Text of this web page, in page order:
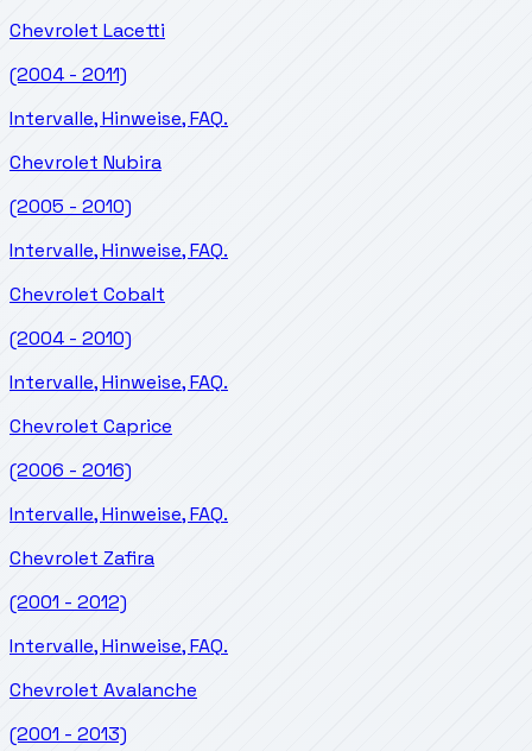
Chevrolet Lacetti
(2004 - 2011)
Intervalle, Hinweise, FAQ.
Chevrolet Nubira
(2005 - 2010)
Intervalle, Hinweise, FAQ.
Chevrolet Cobalt
(2004 - 2010)
Intervalle, Hinweise, FAQ.
Chevrolet Caprice
(2006 - 2016)
Intervalle, Hinweise, FAQ.
Chevrolet Zafira
(2001 - 2012)
Intervalle, Hinweise, FAQ.
Chevrolet Avalanche
(2001 - 2013)